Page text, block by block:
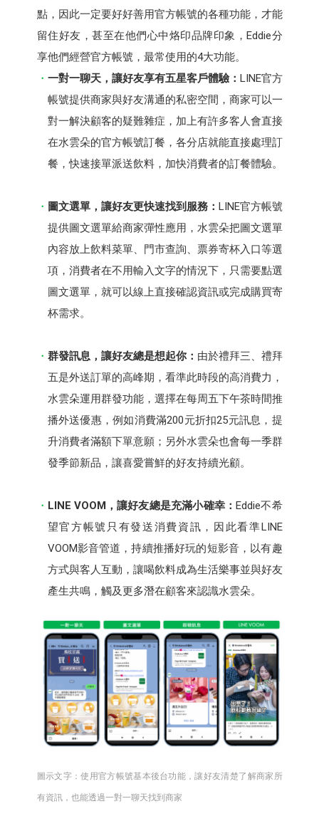
點，因此一定要好好善用官方帳號的各種功能，才能
留住好友，甚至在他們心中烙印品牌印象，Eddie分
享他們經營官方帳號，最常使用的4大功能。
一對一聊天，讓好友享有五星客戶體驗： LINE官方
帳號提供商家與好友溝通的私密空間，商家可以一
對一解決顧客的疑難雜症，加上有許多客人會直接
在水雲朵的官方帳號訂餐，各分店就能直接處理訂
餐，快速接單派送飲料，加快消費者的訂餐體驗。
圖文選單，讓好友更快速找到服務： LINE官方帳號
提供圖文選單給商家彈性應用，水雲朵把圖文選單
內容放上飲料菜單、門市查詢、票券寄杯入口等選
項，消費者在不用輸入文字的情況下，只需要點選
圖文選單，就可以線上直接確認資訊或完成購買寄
杯需求。
群發訊息，讓好友總是想起你： 由於禮拜三、禮拜
五是外送訂單的高峰期，看準此時段的高消費力，
水雲朵運用群發功能，選擇在每周五下午茶時間推
播外送優惠，例如消費滿200元折扣25元訊息，提
升消費者滿額下單意願；另外水雲朵也會每一季群
發季節新品，讓喜愛嘗鮮的好友持續光顧。
LINE VOOM，讓好友總是充滿小確幸：Eddie不希
望官方帳號只有發送消費資訊，因此看準LINE
VOOM影音管道，持續推播好玩的短影音，以有趣
方式與客人互動，讓喝飲料成為生活樂事並與好友
產生共鳴，觸及更多潛在顧客來認識水雲朵。
圖示文字：使用官方帳號基本後台功能，讓好友清楚了解商家所
有資訊，也能透過一對一聊天找到商家